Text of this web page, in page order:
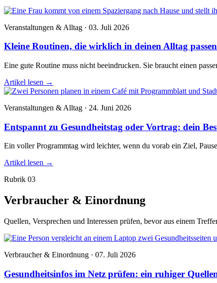
Veranstaltungen & Alltag · 03. Juli 2026
Kleine Routinen, die wirklich in deinen Alltag passen
Eine gute Routine muss nicht beeindrucken. Sie braucht einen
Artikel lesen →
Veranstaltungen & Alltag · 24. Juni 2026
Entspannt zu Gesundheitstag oder Vortrag: dein
Ein voller Programmtag wird leichter, wenn du vorab ein Ziel,
Artikel lesen →
Rubrik 03
Verbraucher & Einordnung
Quellen, Versprechen und Interessen prüfen, bevor aus einem
Verbraucher & Einordnung · 07. Juli 2026
Gesundheitsinfos im Netz prüfen: ein ruhiger